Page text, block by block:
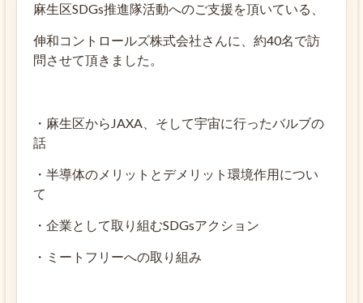
麻生区SDGs推進隊活動へのご支援を頂いている、
伸和コントロールズ株式会社さんに、約40名で訪
問させて頂きました。
・麻生区からJAXA、そして宇宙に行ったバルブの
話
・半導体のメリットとデメリット環境作用につい
て
・企業として取り組むSDGsアクション
・ミートフリーへの取り組み